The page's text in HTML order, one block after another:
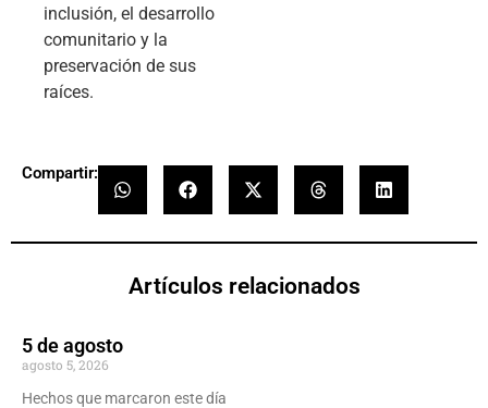
inclusión, el desarrollo
comunitario y la
preservación de sus
raíces.
Compartir:
Artículos relacionados
5 de agosto
agosto 5, 2026
Hechos que marcaron este día